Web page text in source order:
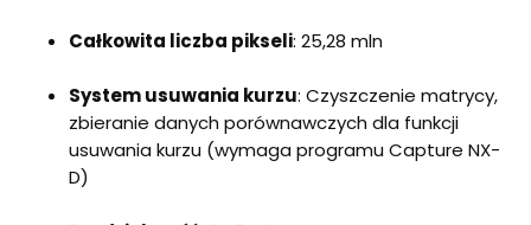
Całkowita liczba pikseli: 25,28 mln
System usuwania kurzu: Czyszczenie matrycy,
zbieranie danych porównawczych dla funkcji
usuwania kurzu (wymaga programu Capture NX-
D)